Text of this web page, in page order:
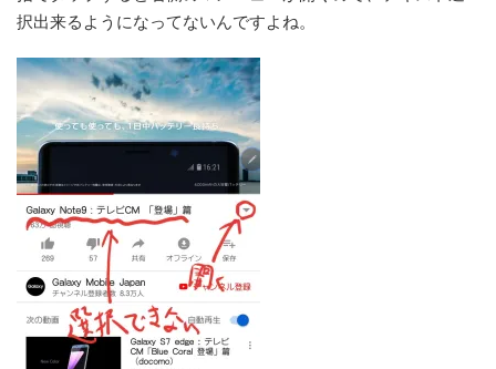
択出来るようになってないんですよね。